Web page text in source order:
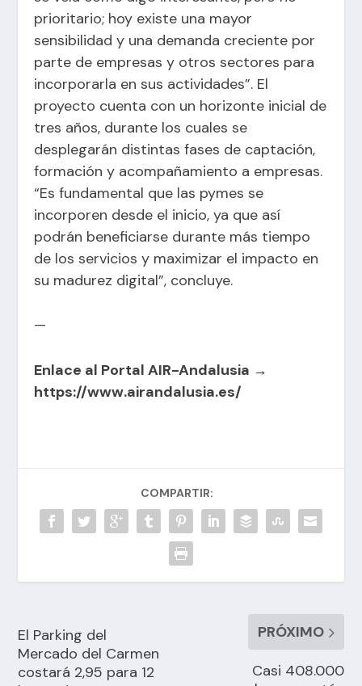
prioritario; hoy existe una mayor
sensibilidad y una demanda creciente por
parte de empresas y otros sectores para
incorporarla en sus actividades”. El
proyecto cuenta con un horizonte inicial de
tres años, durante los cuales se
desplegarán distintas fases de captación,
formación y acompañamiento a empresas.
“Es fundamental que las pymes se
incorporen desde el inicio, ya que así
podrán beneficiarse durante más tiempo
de los servicios y maximizar el impacto en
su madurez digital”, concluye.
—
Enlace al Portal AIR-Andalusia →
https://www.airandalusia.es/
COMPARTIR:
El Parking del
Mercado del Carmen
costará 2,95 para 12
PRÓXIMO
Casi 408.000